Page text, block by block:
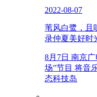
2022-08-07
苇风白鹭，且
录仲夏美好时
8月7日 南京
场”节目 将音
态科技岛